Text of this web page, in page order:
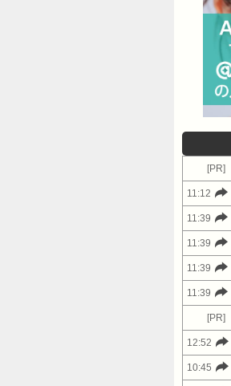
[PR]
11:12
11:39
11:39
11:39
11:39
[PR]
12:52
10:45